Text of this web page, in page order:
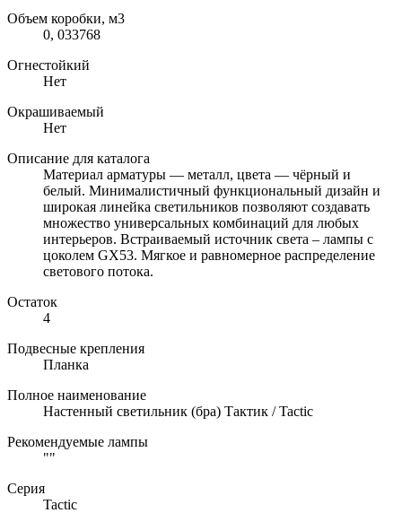
Объем коробки, м3
0, 033768
Огнестойкий
Нет
Окрашиваемый
Нет
Описание для каталога
Материал арматуры — металл, цвета — чёрный и
белый. Минималистичный функциональный дизайн и
широкая линейка светильников позволяют создавать
множество универсальных комбинаций для любых
интерьеров. Встраиваемый источник света – лампы с
цоколем GX53. Мягкое и равномерное распределение
светового потока.
Остаток
4
Подвесные крепления
Планка
Полное наименование
Настенный светильник (бра) Тактик / Tactic
Рекомендуемые лампы
""
Серия
Tactic